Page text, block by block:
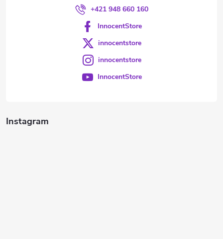
Instagram
+421 948 660 160
InnocentStore
innocentstore
innocentstore
InnocentStore